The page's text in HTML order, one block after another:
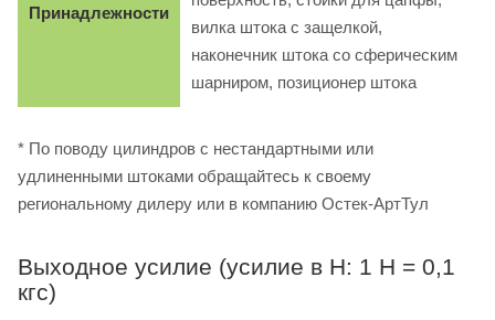
Принадлежности
вилка штока с защелкой,
наконечник штока со сферическим
шарниром, позиционер штока
* По поводу цилиндров с нестандартными или
удлиненными штоками обращайтесь к своему
региональному дилеру или в компанию Остек-АртТул
Выходное усилие (усилие в Н: 1 Н = 0,1
кгс)